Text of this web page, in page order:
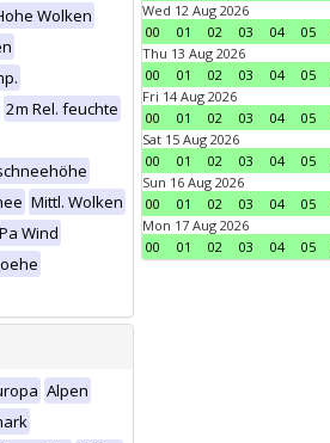
Wolken
2m Rel. feuchte
Mittl. Wolken
Wind
Alpen
Wed 12 Aug 2026
00
01 02 03 04 05
Thu 13 Aug 2026
00
01 02 03 04 05
Fri 14 Aug 2026
00
01 02 03 04 05
Sat 15 Aug 2026
00
01 02 03 04 05
Sun 16 Aug 2026
00
01 02 03 04 05
Mon 17 Aug 2026
00
01 02 03 04 05